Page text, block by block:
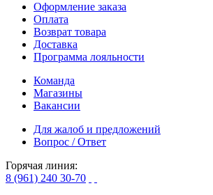
Оформление заказа
Оплата
Возврат товара
Доставка
Программа лояльности
Команда
Магазины
Вакансии
Для жалоб и предложений
Вопрос / Ответ
Горячая линия:
8 (961) 240 30-70